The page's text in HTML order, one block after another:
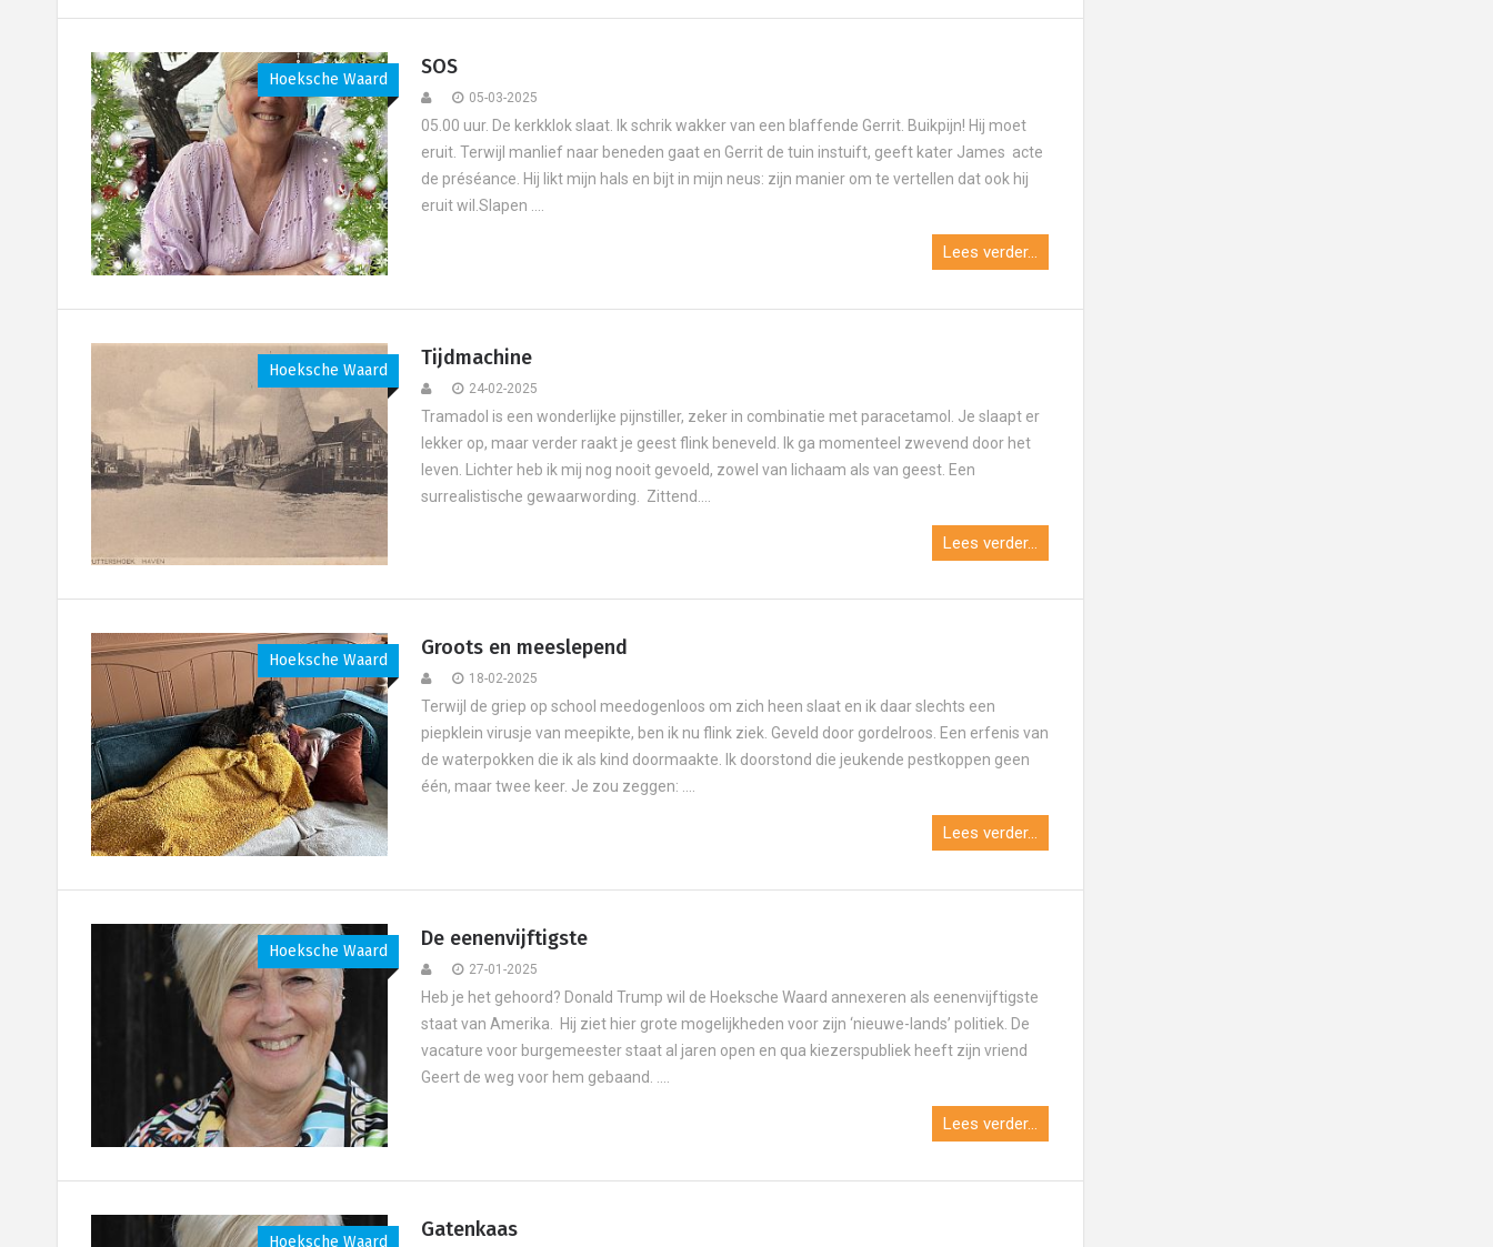
Hoeksche Waard
SOS
05-03-2025
05.00 uur. De kerkklok slaat. Ik schrik wakker van een blaffende Gerrit. Buikpijn! Hij moet
eruit. Terwijl manlief naar beneden gaat en Gerrit de tuin instuift, geeft kater James acte
de préséance. Hij likt mijn hals en bijt in mijn neus: zijn manier om te vertellen dat ook hij
eruit wil.Slapen ....
Lees verder...
Hoeksche Waard
Tijdmachine
24-02-2025
Tramadol is een wonderlijke pijnstiller, zeker in combinatie met paracetamol. Je slaapt er
lekker op, maar verder raakt je geest flink beneveld. Ik ga momenteel zwevend door het
leven. Lichter heb ik mij nog nooit gevoeld, zowel van lichaam als van geest. Een
surrealistische gewaarwording. Zittend....
Lees verder...
Hoeksche Waard
Groots en meeslepend
18-02-2025
Terwijl de griep op school meedogenloos om zich heen slaat en ik daar slechts een
piepklein virusje van meepikte, ben ik nu flink ziek. Geveld door gordelroos. Een erfenis van
de waterpokken die ik als kind doormaakte. Ik doorstond die jeukende pestkoppen geen
één, maar twee keer. Je zou zeggen: ....
Lees verder...
Hoeksche Waard
De eenenvijftigste
27-01-2025
Heb je het gehoord? Donald Trump wil de Hoeksche Waard annexeren als eenenvijftigste
staat van Amerika. Hij ziet hier grote mogelijkheden voor zijn ‘nieuwe-lands’ politiek. De
vacature voor burgemeester staat al jaren open en qua kiezerspubliek heeft zijn vriend
Geert de weg voor hem gebaand. ....
Lees verder...
Hoeksche Waard
Gatenkaas